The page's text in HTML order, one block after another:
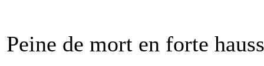
Peine de mort en forte